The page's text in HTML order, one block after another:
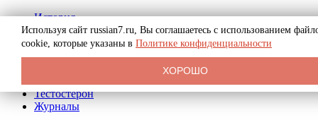
История
Биография
Криминал
Реклама на сайте
Тестостерон
Журналы
Используя сайт russian7.ru, Вы соглашаетесь с использованием
cookie, которые указаны в Политике конфиденциальности
ХОРОШО